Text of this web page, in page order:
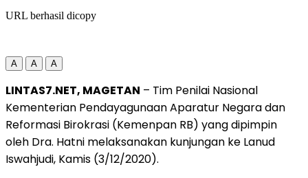
URL berhasil dicopy
A A A
LINTAS7.NET, MAGETAN – Tim Penilai Nasional
Kementerian Pendayagunaan Aparatur Negara dan
Reformasi Birokrasi (Kemenpan RB) yang dipimpin
oleh Dra. Hatni melaksanakan kunjungan ke Lanud
Iswahjudi, Kamis (3/12/2020).